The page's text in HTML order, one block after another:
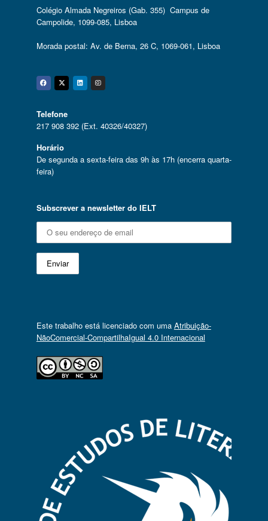
Colégio Almada Negreiros (Gab. 355) Campus de
Campolide, 1099-085, Lisboa
Morada postal: Av. de Berna, 26 C, 1069-061, Lisboa
Facebook
Twitter
Linkedin
Instagram
Telefone
217 908 392 (Ext. 40326/40327)
Horário
De segunda a sexta-feira das 9h às 17h (encerra quarta-
feira)
Subscrever a newsletter do IELT
Este trabalho está licenciado com uma Atribuição-
NãoComercial-CompartilhaIgual 4.0 Internacional